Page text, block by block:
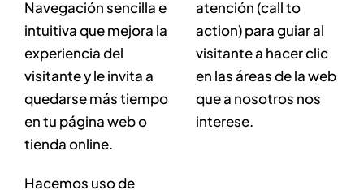
Navegación sencilla e
intuitiva que mejora la
experiencia del
visitante y le invita a
quedarse más tiempo
en tu página web o
tienda online.
Hacemos uso de
atención (call to
action) para guiar al
visitante a hacer clic
en las áreas de la web
que a nosotros nos
interese.